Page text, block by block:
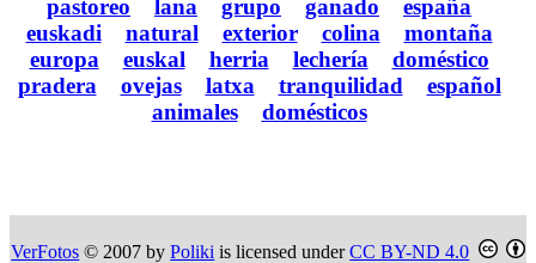
pastoreo
lana grupo ganado
españa
euskadi
natural exterior colina
montaña
europa
euskal herria lechería
doméstico
pradera
ovejas latxa tranquilidad
español
animales
domésticos
VerFotos © 2007 byPoliki is licensed underCC BY-ND 4.0